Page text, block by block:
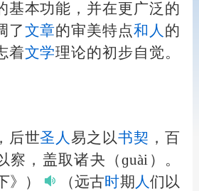
基本功能，并在更广泛的
了文章的审美特点和 人 的
着文学理论的初步自觉。
后世圣 人易之以书契 ，百
察，盖取诸夬（ɡuài）。
》）
（远古时期 人们以